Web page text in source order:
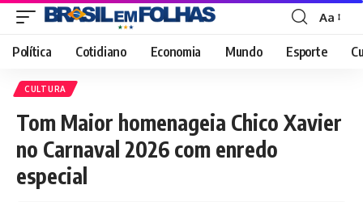
Font
Resizer
Aa
Política Cotidiano Economia Mundo Esporte
CULTURA
Tom Maior homenageia Chico Xavier
no Carnaval 2026 com enredo
especial